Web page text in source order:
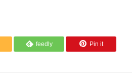
feedly Pin it